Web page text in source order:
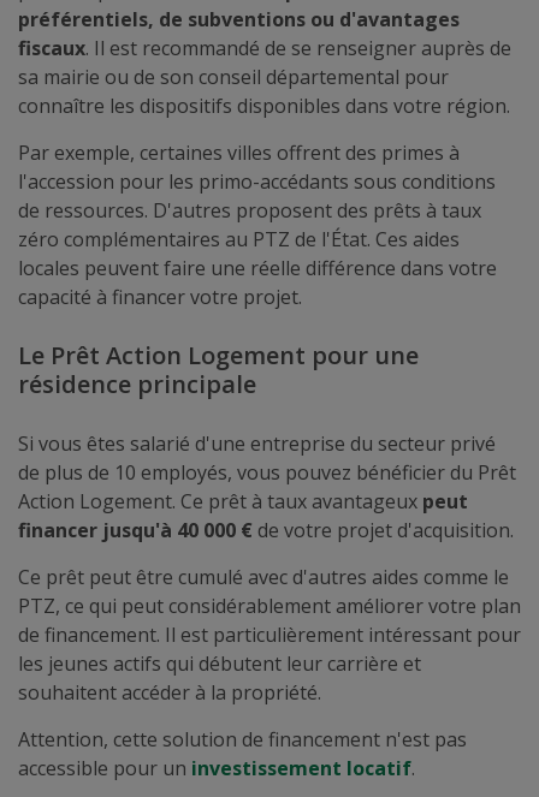
préférentiels, de subventions ou d'avantages
fiscaux. Il est recommandé de se renseigner auprès de
sa mairie ou de son conseil départemental pour
connaître les dispositifs disponibles dans votre région.
Par exemple, certaines villes offrent des primes à
l'accession pour les primo-accédants sous conditions
de ressources. D'autres proposent des prêts à taux
zéro complémentaires au PTZ de l'État. Ces aides
locales peuvent faire une réelle différence dans votre
capacité à financer votre projet.
Le Prêt Action Logement pour une
résidence principale
Si vous êtes salarié d'une entreprise du secteur privé
de plus de 10 employés, vous pouvez bénéficier du Prêt
Action Logement. Ce prêt à taux avantageux peut
financer jusqu'à 40 000 € de votre projet d'acquisition.
Ce prêt peut être cumulé avec d'autres aides comme le
PTZ, ce qui peut considérablement améliorer votre plan
de financement. Il est particulièrement intéressant pour
les jeunes actifs qui débutent leur carrière et
souhaitent accéder à la propriété.
Attention, cette solution de financement n'est pas
accessible pour un investissement locatif.